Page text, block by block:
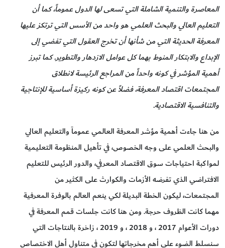
المعاصرة والتنمية الشاملة التي تسعى لها الدول عموماً، كما أن
التعليم العالي والبحث العلمي هو واحد من الأسس التي ترتكز عليها
المعرفة الحديثة التي من شأنها أن تخرج العقول التي تفضي إلى
الإبداع والابتكار المنوط بهما كل عوامل الازدهار والتطوير. كما تبرز
أهمية المؤشر في كونه واحداً من المراجع الرئيسة لانطلاق
المجتمعات اقتصاد المعرفة، فضلاً عن كونه ركيزة أساسية للإنتاجية
والتنافسية الاقتصادية.
من هنا جاءت أهمية مؤشر المعرفة العالمي عموماً والتعليم العالي
والبحث العلمي على وجه الخصوص، في تأهيل المنظومة التعليمية
لمواكبة احتياجات سوق الاقتصاد المعرفي، والدور الرئيس للتعليم
الافتراضي الذي تفرضه الأزمات والكوارث على الكثير من
المجتمعات، ليكون الخطة البديلة لكي ينعم العالم بالوفرة المعرفية
مهما كانت الظروف حرجة. ومن هنا كانت جلسات قمم المعرفة في
دورات الأعوام 2017 ، و 2018 ، و 2019 ، زاخرة بالنتاجات التي
سنسلط الضوء على أهم مخرجاتها لتكون في متناول أهل الاختصاص